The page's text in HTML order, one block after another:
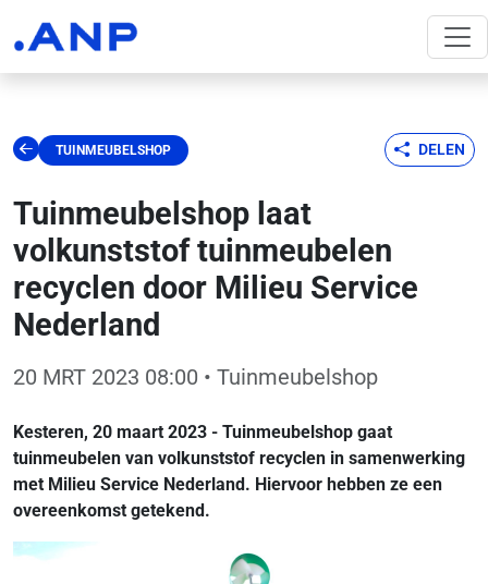
TUINMEUBELSHOP DELEN
Tuinmeubelshop laat
volkunststof tuinmeubelen
recyclen door Milieu Service
Nederland
20 MRT 2023 08:00 • Tuinmeubelshop
Kesteren, 20 maart 2023 - Tuinmeubelshop gaat
tuinmeubelen van volkunststof recyclen in samenwerking
met Milieu Service Nederland. Hiervoor hebben ze een
overeenkomst getekend.